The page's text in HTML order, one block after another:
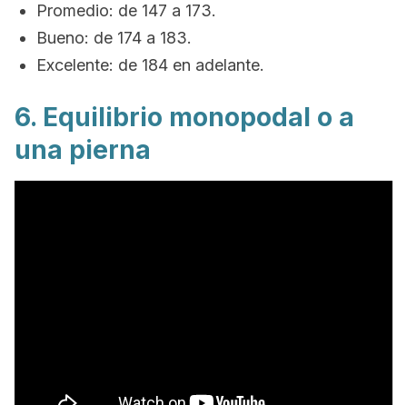
Promedio: de 147 a 173.
Bueno: de 174 a 183.
Excelente: de 184 en adelante.
6. Equilibrio monopodal o a
una pierna